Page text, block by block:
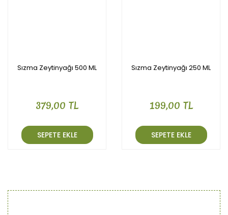
Sızma Zeytinyağı 500 ML
379,00 TL
SEPETE EKLE
Sızma Zeytinyağı 250 ML
199,00 TL
SEPETE EKLE